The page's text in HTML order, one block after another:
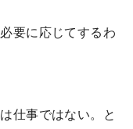
要に応じてするわ
仕事ではない。と